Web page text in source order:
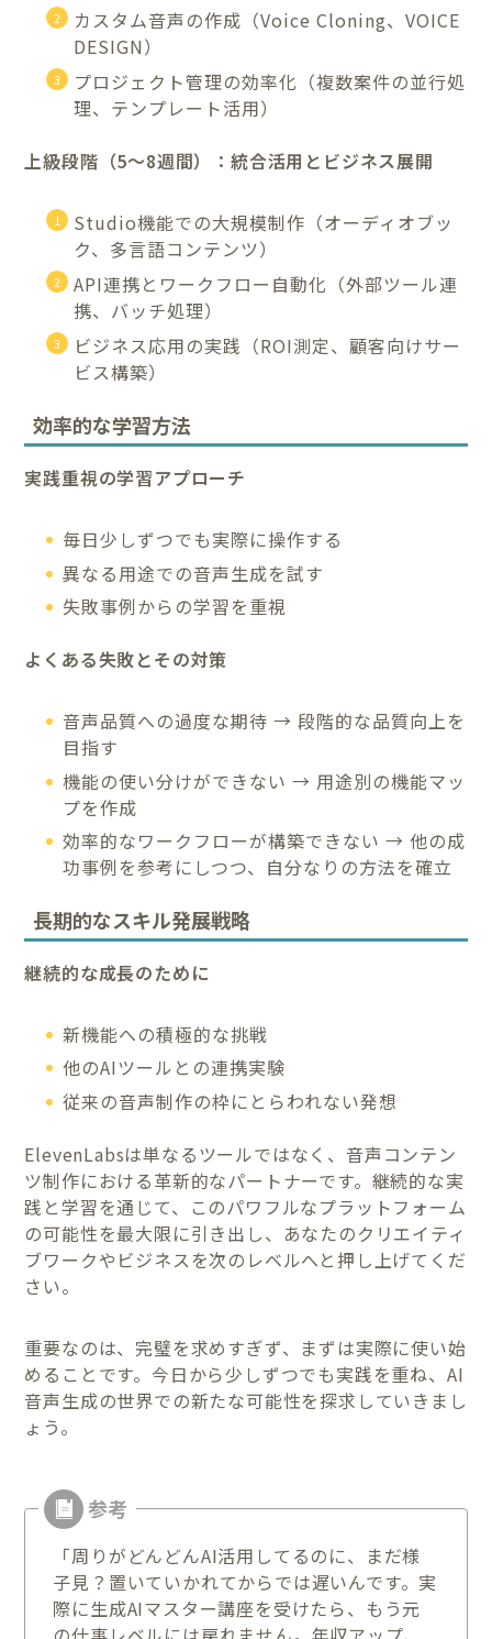
カスタム音声の作成（Voice Cloning、VOICE
DESIGN）
プロジェクト管理の効率化（複数案件の並行処
理、テンプレート活用）
上級段階（5〜8週間）：統合活用とビジネス展開
Studio機能での大規模制作（オーディオブッ
ク、多言語コンテンツ）
API連携とワークフロー自動化（外部ツール連
携、バッチ処理）
ビジネス応用の実践（ROI測定、顧客向けサー
ビス構築）
効率的な学習方法
実践重視の学習アプローチ
毎日少しずつでも実際に操作する
異なる用途での音声生成を試す
失敗事例からの学習を重視
よくある失敗とその対策
音声品質への過度な期待 → 段階的な品質向上を
目指す
機能の使い分けができない → 用途別の機能マッ
プを作成
効率的なワークフローが構築できない → 他の成
功事例を参考にしつつ、自分なりの方法を確立
長期的なスキル発展戦略
継続的な成長のために
新機能への積極的な挑戦
他のAIツールとの連携実験
従来の音声制作の枠にとらわれない発想
ElevenLabsは単なるツールではなく、音声コンテン
ツ制作における革新的なパートナーです。継続的な実
践と学習を通じて、このパワフルなプラットフォーム
の可能性を最大限に引き出し、あなたのクリエイティ
ブワークやビジネスを次のレベルへと押し上げてくだ
さい。
重要なのは、完璧を求めすぎず、まずは実際に使い始
めることです。今日から少しずつでも実践を重ね、AI
音声生成の世界での新たな可能性を探求していきまし
ょう。
「周りがどんどんAI活用してるのに、まだ様
子見？置いていかれてからでは遅いんです。実
際に生成AIマスター講座を受けたら、もう元